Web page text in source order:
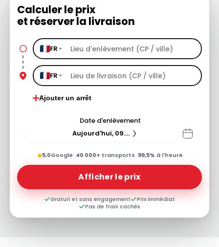
Calculer le prix
et réserver la livraison
FR
FR
Ajouter un arrêt
Date d'enlèvement
Aujourd'hui, 09.08.26
★5,0Google· 40 000+ transports· 99,5% à l'heure
Afficher le prix
Gratuit et sans engagement
Prix immédiat
Pas de frais cachés